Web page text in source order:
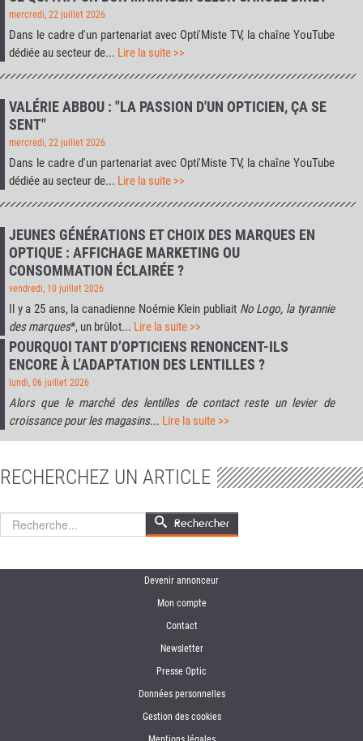
mercredi, 22 juillet 2026
Dans le cadre d'un partenariat avec Opti'Miste TV, la chaîne YouTube
dédiée au secteur de... Lire la suite >>
VALÉRIE ABBOU : "LA PASSION D'UN OPTICIEN, ÇA SE
SENT"
mercredi, 22 juillet 2026
Dans le cadre d'un partenariat avec Opti'Miste TV, la chaîne YouTube
dédiée au secteur de... Lire la suite >>
JEUNES GÉNÉRATIONS ET CHOIX DES MARQUES EN
OPTIQUE : AFFICHAGE MARKETING OU
CONSOMMATION ÉCLAIRÉE ?
vendredi, 10 juillet 2026
Il y a 25 ans, la canadienne Noémie Klein publiait No Logo, la tyrannie
des marques*, un brûlot... Lire la suite >>
POURQUOI TANT D’OPTICIENS RENONCENT-ILS
ENCORE À L’ADAPTATION DES LENTILLES ?
lundi, 06 juillet 2026
Alors que le marché des lentilles de contact reste un levier de
croissance pour les magasins... Lire la suite >>
RECHERCHEZ UN ARTICLE
Rechercher Rechercher
Devenir annonceur
Mon compte
Contact
Newsletter
Presse Optic
Données personnelles
Gestion des cookies